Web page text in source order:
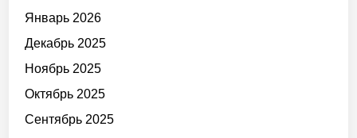
Январь 2026
Декабрь 2025
Ноябрь 2025
Октябрь 2025
Сентябрь 2025